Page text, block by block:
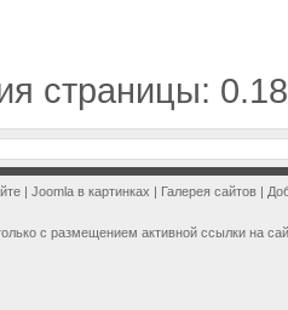
страницы:
| Joomla в картинках | Галерея сайтов |
с размещением активной ссылки на